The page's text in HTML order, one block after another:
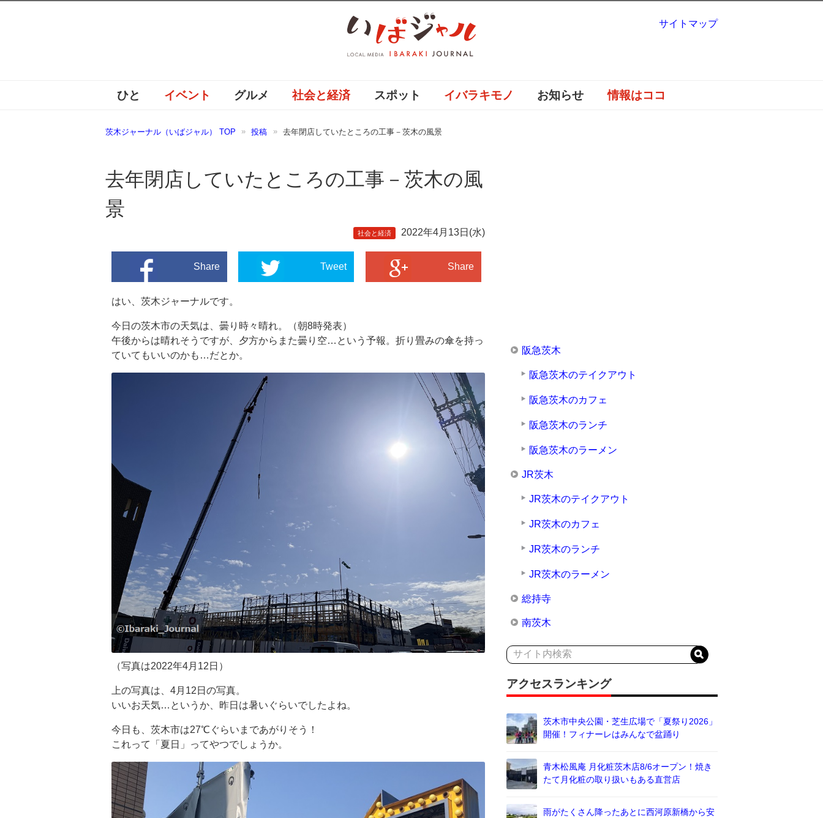
ひと イベント グルメ 社会と経済 スポット イバラキモノ お知らせ 情報はココ
茨木ジャーナル（いばジャル） TOP 投稿 去年閉店していたところの工事－茨木の風景
去年閉店していたところの工事－茨木の風
景
社会と経済 2022年4月13日(水)
Share Tweet Share
はい、茨木ジャーナルです。
今日の茨木市の天気は、曇り時々晴れ。（朝8時発表）
午後からは晴れそうですが、夕方からまた曇り空…という予報。折り畳みの傘を持っ
ていてもいいのかも…だとか。
（写真は2022年4月12日）
上の写真は、4月12日の写真。
いいお天気…というか、昨日は暑いぐらいでしたよね。
今日も、茨木市は27℃ぐらいまであがりそう！
これって「夏日」ってやつでしょうか。
阪急茨木
阪急茨木のテイクアウト
阪急茨木のカフェ
阪急茨木のランチ
阪急茨木のラーメン
JR茨木
JR茨木のテイクアウト
JR茨木のカフェ
JR茨木のランチ
JR茨木のラーメン
総持寺
南茨木
アクセスランキング
茨木市中央公園・芝生広場で「夏祭り2026」
開催！フィナーレはみんなで盆踊り
青木松風庵 月化粧茨木店8/6オープン！焼き
たて月化粧の取り扱いもある直営店
雨がたくさん降ったあとに西河原新橋から安
サイトマップ